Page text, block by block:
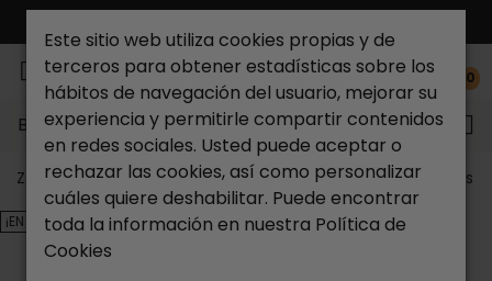
0
Buscar...
Zapateria Catchalot Outlet zapatos Outlet zapatos
¡EN OFERTA!
Este sitio web utiliza cookies propias y de
terceros para obtener estadísticas sobre los
hábitos de navegación del usuario, mejorar su
experiencia y permitirle compartir contenidos
en redes sociales. Usted puede aceptar o
rechazar las cookies, así como personalizar
cuáles quiere deshabilitar. Puede encontrar
toda la información en nuestra Política de
Cookies